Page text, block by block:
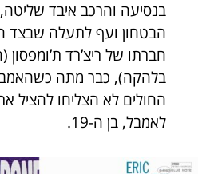
בנסיעה והרכב איבד
הבטחון ועף לתעלה שבצד
חברתו של ריצ’רד ת’ומפסון
בלהקה), כבר מתה
החולים לא הצליחו להציל
לאמבל, בן ה-19.